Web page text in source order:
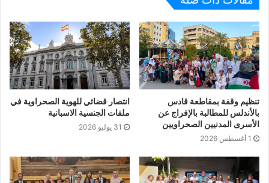
الصحراويين بعضهم من الجيل المؤسس للأذرع الإعلامية لجهة
البوليساريو وبعضهم من جيل الشباب كما حضر المناسبة عدد
من المهتمين والفاعلين وأنشطاء من الجالية الصحراويين
بأوروبا.
وتستمر أعمال الجمعية العامة لرابطة الصحفيين الصحراويين
بأوروبا على مدى يومين وستشهد مناقشة التقرير الأدبي وعمل
العديد من الورشات قبل أن تختتم بالمصادقة على القانون
الأساسي وبرنامج العمل وإنتخاب قيادة جديدة.
*متابعة/عبداتي لبات الرشيد/إشبيلية/إسبانيا*
تنظيم وقفة بمقاطعة قادس
بالأندلس للمطالبة بالإفراج عن
الأسرى المدنيين الصحراويين
1 أغسطس 2026
انتصار قضائي للهوية الصحراوية في
ملفات الجنسية الاسبانية
31 يوليو 2026